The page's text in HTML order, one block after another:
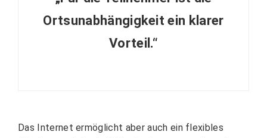
Ortsunabhängigkeit ein klarer
Vorteil.“
Das Internet ermöglicht aber auch ein flexibles